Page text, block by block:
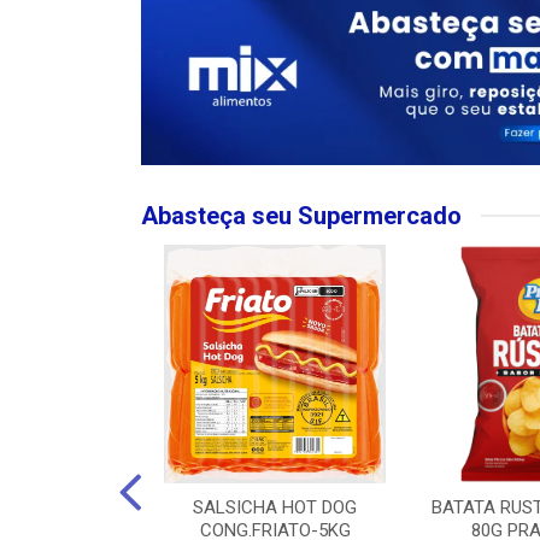
Abasteça seu Supermercado
SALSICHA HOT DOG
CONG.FRIATO-5KG
BATATA
80G